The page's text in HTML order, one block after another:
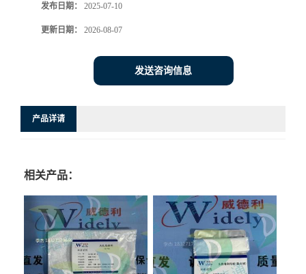
发布日期： 2025-07-10
更新日期： 2026-08-07
发送咨询信息
产品详请
相关产品：